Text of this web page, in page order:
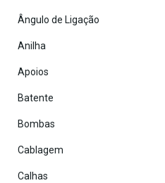
Ângulo de Ligação
Anilha
Apoios
Batente
Bombas
Cablagem
Calhas